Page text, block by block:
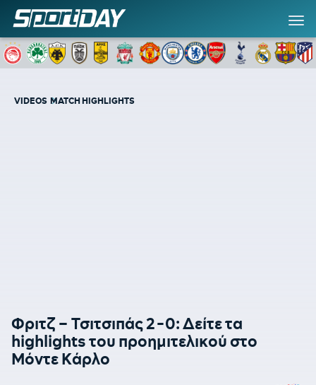
VIDEOS MATCH HIGHLIGHTS
Φριτζ – Τσιτσιπάς 2-0: Δείτε τα
highlights του προημιτελικού στο
Μόντε Κάρλο